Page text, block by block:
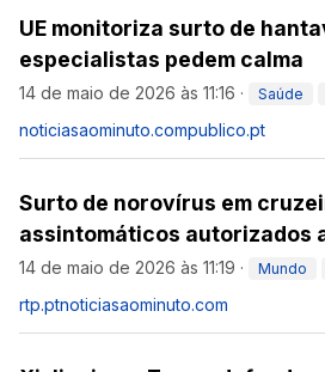
UE monitoriza surto de
especialistas pedem calma
14 de maio de 2026 às 11:16 · Saúde
noticiasaominuto.compublico.pt
Surto de norovírus em
assintomáticos autorizados
14 de maio de 2026 às 11:19 · Mundo
rtp.ptnoticiasaominuto.com